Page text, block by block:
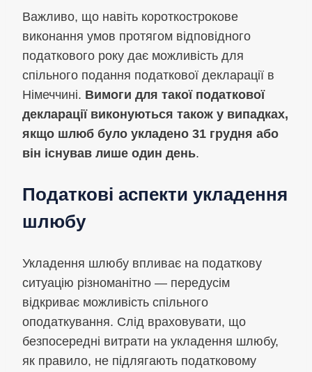
Важливо, що навіть короткострокове
виконання умов протягом відповідного
податкового року дає можливість для
спільного подання податкової декларації в
Німеччині. Вимоги для такої податкової
декларації виконуються також у випадках,
якщо шлюб було укладено 31 грудня або
він існував лише один день.
Податкові аспекти укладення
шлюбу
Укладення шлюбу впливає на податкову
ситуацію різноманітно — передусім
відкриває можливість спільного
оподаткування. Слід враховувати, що
безпосередні витрати на укладення шлюбу,
як правило, не підлягають податковому